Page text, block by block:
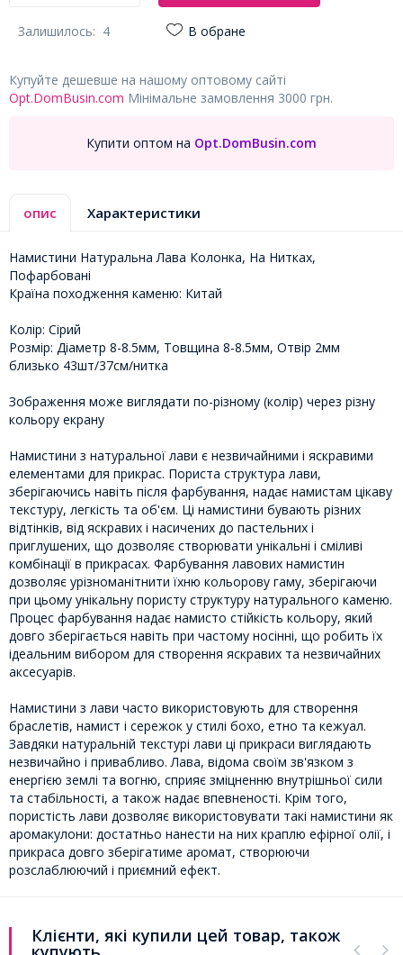
Залишилось: 4 В обране
Купуйте дешевше на нашому оптовому сайті
Opt.DomBusin.com Мінімальне замовлення 3000 грн.
Купити оптом на Opt.DomBusin.com
опис Характеристики
Намистини Натуральна Лава Колонка, На Нитках,
Пофарбовані
Країна походження каменю: Китай
Колір: Сірий
Розмір: Діаметр 8-8.5мм, Товщина 8-8.5мм, Отвір 2мм
близько 43шт/37см/нитка
Зображення може виглядати по-різному (колір) через різну
кольору екрану
Намистини з натуральної лави є незвичайними і яскравими
елементами для прикрас. Пориста структура лави,
зберігаючись навіть після фарбування, надає намистам цікаву
текстуру, легкість та об'єм. Ці намистини бувають різних
відтінків, від яскравих і насичених до пастельних і
приглушених, що дозволяє створювати унікальні і сміливі
комбінації в прикрасах. Фарбування лавових намистин
дозволяє урізноманітнити їхню кольорову гаму, зберігаючи
при цьому унікальну пористу структуру натурального каменю.
Процес фарбування надає намисто стійкість кольору, який
довго зберігається навіть при частому носінні, що робить їх
ідеальним вибором для створення яскравих та незвичайних
аксесуарів.
Намистини з лави часто використовують для створення
браслетів, намист і сережок у стилі бохо, етно та кежуал.
Завдяки натуральній текстурі лави ці прикраси виглядають
незвичайно і привабливо. Лава, відома своїм зв'язком з
енергією землі та вогню, сприяє зміцненню внутрішньої сили
та стабільності, а також надає впевненості. Крім того,
пористість лави дозволяє використовувати такі намистини як
аромакулони: достатньо нанести на них краплю ефірної олії, і
прикраса довго зберігатиме аромат, створюючи
розслаблюючий і приємний ефект.
Клієнти, які купили цей товар, також